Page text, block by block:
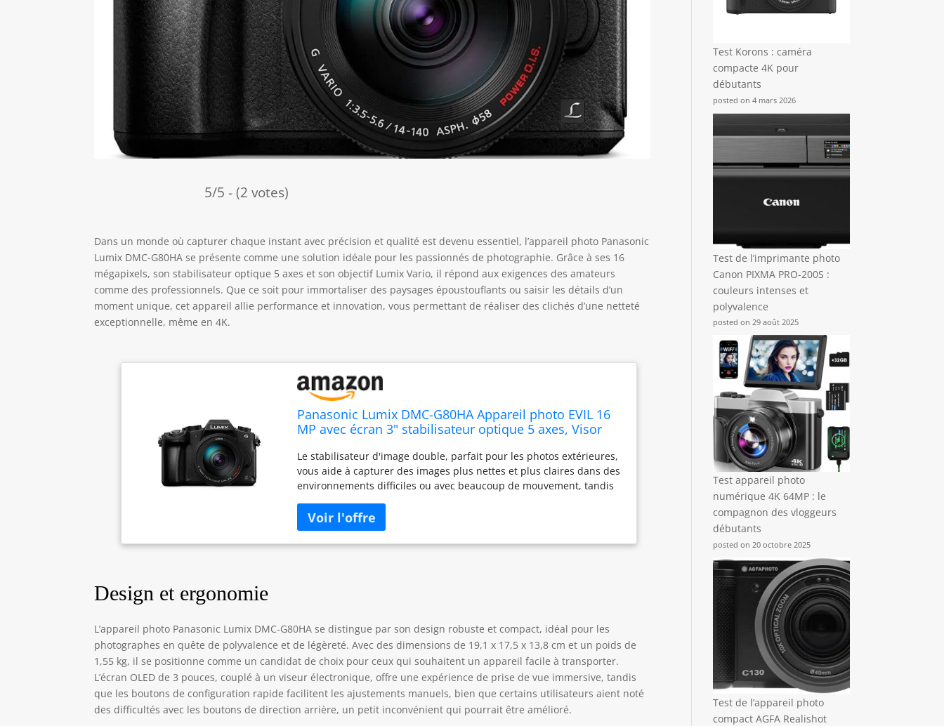
5/5 - (2 votes)
Dans un monde où capturer chaque instant avec précision et qualité est devenu essentiel, l’appareil photo Panasonic
Lumix DMC-G80HA se présente comme une solution idéale pour les passionnés de photographie. Grâce à ses 16
mégapixels, son stabilisateur optique 5 axes et son objectif Lumix Vario, il répond aux exigences des amateurs
comme des professionnels. Que ce soit pour immortaliser des paysages époustouflants ou saisir les détails d’un
moment unique, cet appareil allie performance et innovation, vous permettant de réaliser des clichés d’une netteté
exceptionnelle, même en 4K.
Panasonic Lumix DMC-G80HA Appareil photo EVIL 16
MP avec écran 3" stabilisateur optique 5 axes, Visor
mm/F3.5-5.6 II Noir
Le stabilisateur d'image double, parfait pour les photos extérieures,
vous aide à capturer des images plus nettes et plus claires dans des
environnements difficiles ou avec beaucoup de mouvement, tandis
que le boîtier et l'objectif scellés offrent une grande flexibilité où que
vous alliez Le capteur numérique live mos de 16 mégapixels du G80,
ne disposant pas de filtre passe-bas, permet de capturer des images
plus nettes et plus détaillées, où que vous soyez en déplacement La
finder du lumix g80 avec un indice de grossissement de 0,74 x
(équivalent à un appareil photo de 35 mm) vous offre la liberté dont
vous avez besoin pour cadrer la photo et capturer tout ce que vous
voyez La fonction de photographie 4K du lumix g80 permet de
capturer le moment parfait à partir de l'image que vous choisissez
d'une séquence vidéo (prises de vue à 30 ips) sur l'appareil photo
Design et ergonomie
L’appareil photo Panasonic Lumix DMC-G80HA se distingue par son design robuste et compact, idéal pour les
photographes en quête de polyvalence et de légèreté. Avec des dimensions de 19,1 x 17,5 x 13,8 cm et un poids de
1,55 kg, il se positionne comme un candidat de choix pour ceux qui souhaitent un appareil facile à transporter.
L’écran OLED de 3 pouces, couplé à un viseur électronique, offre une expérience de prise de vue immersive, tandis
que les boutons de configuration rapide facilitent les ajustements manuels, bien que certains utilisateurs aient noté
des difficultés avec les boutons de direction arrière, un petit inconvénient qui pourrait être amélioré.
Test Korons : caméra
compacte 4K pour
débutants
posted on 4 mars 2026
Test de l’imprimante photo
Canon PIXMA PRO-200S :
couleurs intenses et
polyvalence
posted on 29 août 2025
Test appareil photo
numérique 4K 64MP : le
compagnon des vloggeurs
débutants
posted on 20 octobre 2025
Test de l’appareil photo
compact AGFA Realishot